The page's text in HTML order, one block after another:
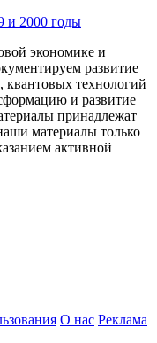
и 2000 годы
экономике и
развитие
квантовых технологий
и развитие
принадлежат
материалы только
активной
О нас Реклама